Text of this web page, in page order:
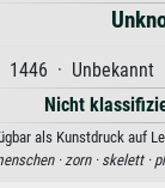
1446 · Unbekannt
Nicht
als Kunstdruck auf
·zorn · skelett ·